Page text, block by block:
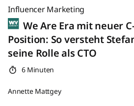
Influencer Marketing
We Are Era mit neuer
Position: So versteht
seine Rolle als CTO
6 Minuten
Annette Mattgey